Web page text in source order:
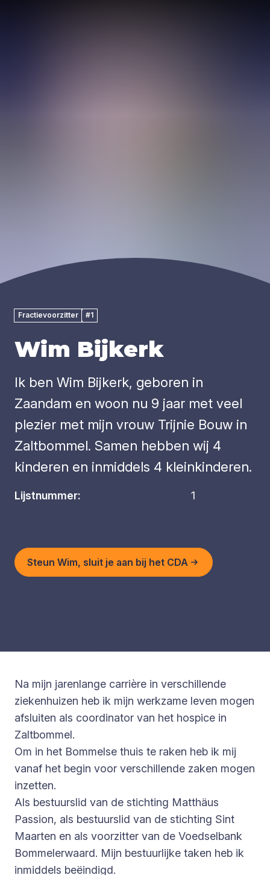
Fractievoorzitter #1
Wim Bijkerk
Ik ben Wim Bijkerk, geboren in
Zaandam en woon nu 9 jaar met veel
plezier met mijn vrouw Trijnie Bouw in
Zaltbommel. Samen hebben wij 4
kinderen en inmiddels 4 kleinkinderen.
Lijstnummer: 1
Steun Wim, sluit je aan bij het CDA
Na mijn jarenlange carrière in verschillende
ziekenhuizen heb ik mijn werkzame leven mogen
afsluiten als coordinator van het hospice in
Zaltbommel.
Om in het Bommelse thuis te raken heb ik mij
vanaf het begin voor verschillende zaken mogen
inzetten.
Als bestuurslid van de stichting Matthäus
Passion, als bestuurslid van de stichting Sint
Maarten en als voorzitter van de Voedselbank
Bommelerwaard. Mijn bestuurlijke taken heb ik
inmiddels beëindigd.